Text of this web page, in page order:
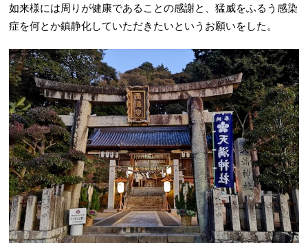
如来様には周りが健康であることの感謝と、猛威をふるう感染
症を何とか鎮静化していただきたいというお願いをした。